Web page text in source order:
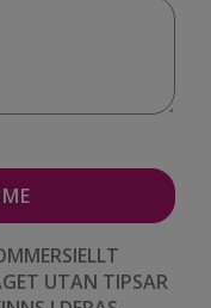
UTAN TIPSAR